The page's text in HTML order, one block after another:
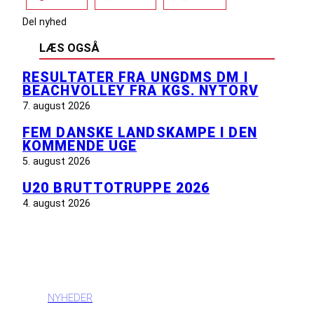
Del nyhed
LÆS OGSÅ
RESULTATER FRA UNGDMS DM I
BEACHVOLLEY FRA KGS. NYTORV
7. august 2026
FEM DANSKE LANDSKAMPE I DEN
KOMMENDE UGE
5. august 2026
U20 BRUTTOTRUPPE 2026
4. august 2026
NYHEDER